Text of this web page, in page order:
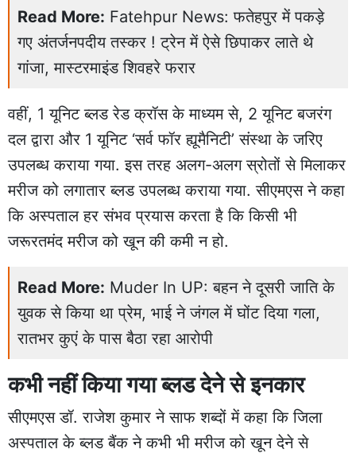
Read More: Fatehpur News: फतेहपुर में पकड़े
गए अंतर्जनपदीय तस्कर ! ट्रेन में ऐसे छिपाकर लाते थे
गांजा, मास्टरमाइंड शिवहरे फरार
वहीं, 1 यूनिट ब्लड रेड क्रॉस के माध्यम से, 2 यूनिट बजरंग
दल द्वारा और 1 यूनिट ‘सर्व फॉर ह्यूमैनिटी’ संस्था के जरिए
उपलब्ध कराया गया. इस तरह अलग-अलग स्रोतों से मिलाकर
मरीज को लगातार ब्लड उपलब्ध कराया गया. सीएमएस ने कहा
कि अस्पताल हर संभव प्रयास करता है कि किसी भी
जरूरतमंद मरीज को खून की कमी न हो.
Read More: Muder In UP: बहन ने दूसरी जाति के
युवक से किया था प्रेम, भाई ने जंगल में घोंट दिया गला,
रातभर कुएं के पास बैठा रहा आरोपी
कभी नहीं किया गया ब्लड देने से इनकार
सीएमएस डॉ. राजेश कुमार ने साफ शब्दों में कहा कि जिला
अस्पताल के ब्लड बैंक ने कभी भी मरीज को खून देने से